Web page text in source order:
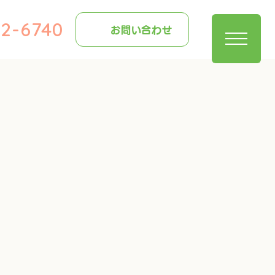
6740 お問い合わせ